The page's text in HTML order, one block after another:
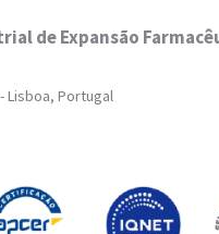
de Expansão
Lisboa, Portugal